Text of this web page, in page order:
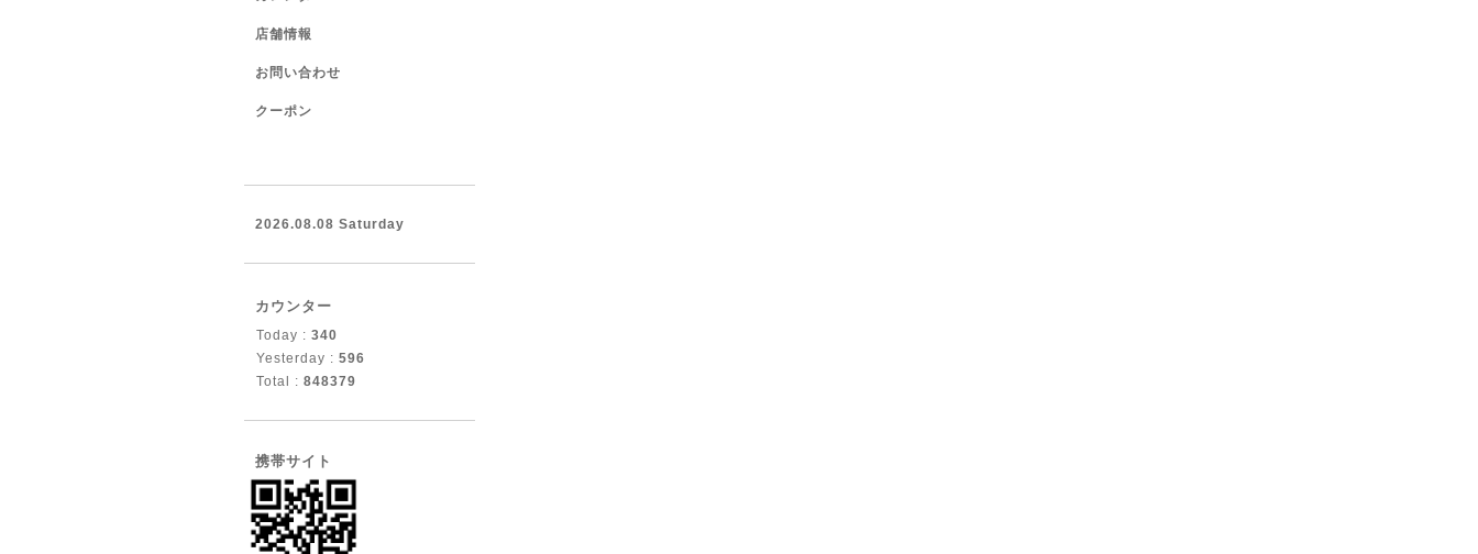
店舗情報
お問い合わせ
クーポン
2026.08.08 Saturday
カウンター
Today : 340
Yesterday : 596
Total : 848379
携帯サイト